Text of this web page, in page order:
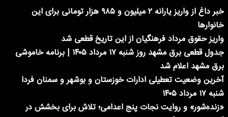
خبر داغ از واریز یارانه ۲ میلیون و ۹۸۵ هزار تومانی برای این
خانوارها
واریز حقوق مرداد فرهنگیان از این تاریخ قطعی شد
جدول قطعی برق مشهد روز شنبه ۱۷ مرداد ۱۴۰۵ | برنامه خاموشی
برق مشهد اعلام شد
آخرین وضعیت تعطیلی ادارات خوزستان و بوشهر و سمنان فردا
شنبه ۱۷ مرداد ۱۴۰۵
«زنده‌شور» و روایت نجات پنج اعدامی؛ تلاش برای بخشش در